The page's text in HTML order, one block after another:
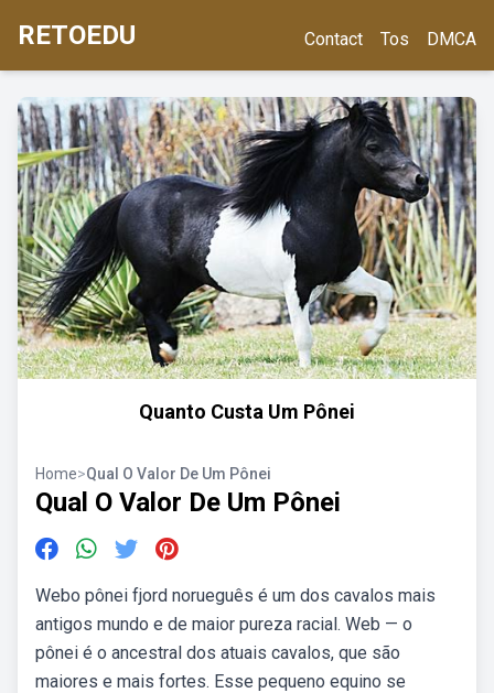
RETOEDU Contact Tos DMCA
Quanto Custa Um Pônei
Home>Qual O Valor De Um Pônei
Qual O Valor De Um Pônei
Webo pônei fjord norueguês é um dos cavalos mais
antigos mundo e de maior pureza racial. Web — o
pônei é o ancestral dos atuais cavalos, que são
maiores e mais fortes. Esse pequeno equino se